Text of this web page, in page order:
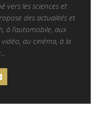
vers les sciences et
des actualités et
à l’automobile, aux
au cinéma, à la